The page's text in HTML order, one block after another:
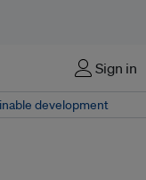
Sign in
development